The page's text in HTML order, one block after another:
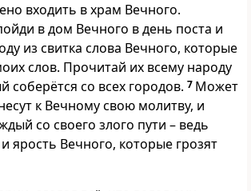
входить в храм Вечного.
в дом Вечного в день поста и
из свитка слова Вечного, которые
слов. Прочитай их всему народу
соберётся со всех городов. 7 Может
к Вечному свою молитву, и
со своего злого пути – ведь
ярость Вечного, которые грозят